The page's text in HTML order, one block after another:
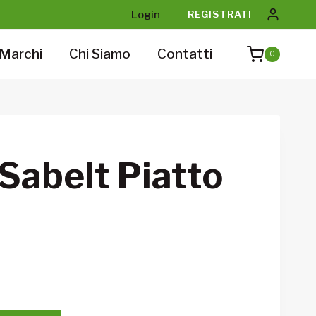
Login REGISTRATI
Marchi Chi Siamo Contatti 0
Piatto